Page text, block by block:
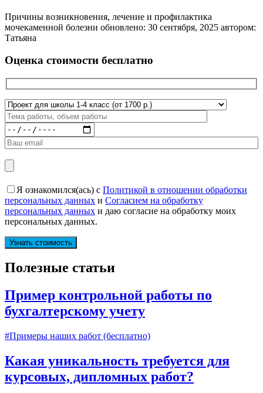
Причины возникновения, лечение и профилактика
мочекаменной болезни обновлено: 30 сентября, 2025 автором:
Татьяна
Оценка стоимости бесплатно
Я ознакомился(ась) с Политикой в отношении обработки
персональных данных и Согласием на обработку
персональных данных и даю согласие на обработку моих
персональных данных.
Полезные статьи
Пример контрольной работы по
бухгалтерскому учету
#Примеры наших работ (бесплатно)
Какая уникальность требуется для
курсовых, дипломных работ?